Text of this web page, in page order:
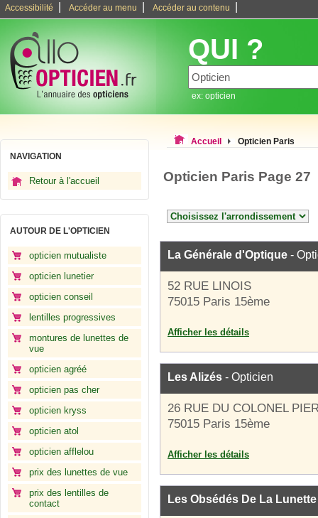
Accessibilité Accéder au menu Accéder au contenu
QUI ?
ex: opticien
NAVIGATION
Retour à l'accueil
AUTOUR DE L'OPTICIEN
opticien mutualiste
opticien lunetier
opticien conseil
lentilles progressives
montures de lunettes de
vue
opticien agréé
opticien pas cher
opticien kryss
opticien atol
opticien afflelou
prix des lunettes de vue
prix des lentilles de
contact
Accueil Opticien Paris
Opticien Paris Page 27
La Générale d'Optique -
52 RUE LINOIS
75015 Paris 15ème
Afficher les détails
Les Alizés - Opticien
26 RUE DU COLONEL
75015 Paris 15ème
Afficher les détails
Les Obsédés De La Lunette